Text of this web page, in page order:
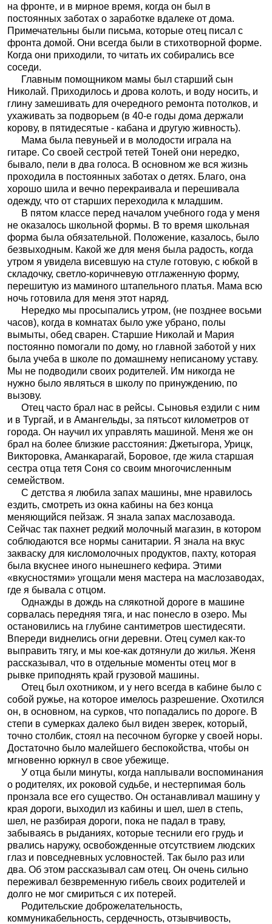
на фронте, и в мирное время, когда он был в
постоянных заботах о заработке вдалеке от дома.
Примечательны были письма, которые отец писал с
фронта домой. Они всегда были в стихотворной форме.
Когда они приходили, то читать их собирались все
соседи.
Главным помощником мамы был старший сын
Николай. Приходилось и дрова колоть, и воду носить, и
глину замешивать для очередного ремонта потолков, и
ухаживать за подворьем (в 40-е годы дома держали
корову, в пятидесятые - кабана и другую живность).
Мама была певуньей и в молодости играла на
гитаре. Со своей сестрой тетей Тоней они нередко,
бывало, пели в два голоса. В основном же вся жизнь
проходила в постоянных заботах о детях. Благо, она
хорошо шила и вечно перекраивала и перешивала
одежду, что от старших переходила к младшим.
В пятом классе перед началом учебного года у меня
не оказалось школьной формы. В то время школьная
форма была обязательной. Положение, казалось, было
безвыходным. Какой же для меня была радость, когда
утром я увидела висевшую на стуле готовую, с юбкой в
складочку, светло-коричневую отглаженную форму,
перешитую из маминого штапельного платья. Мама всю
ночь готовила для меня этот наряд.
Нередко мы просыпались утром, (не позднее восьми
часов), когда в комнатах было уже убрано, полы
вымыты, обед сварен. Старшие Николай и Мария
постоянно помогали по дому, но главной заботой у них
была учеба в школе по домашнему неписаному уставу.
Мы не подводили своих родителей. Им никогда не
нужно было являться в школу по принуждению, по
вызову.
Отец часто брал нас в рейсы. Сыновья ездили с ним
и в Тургай, и в Амангельды, за пятьсот километров от
города. Он научил их управлять машиной. Меня же он
брал на более близкие расстояния: Джетыгора, Урицк,
Викторовка, Аманкарагай, Боровое, где жила старшая
сестра отца тетя Соня со своим многочисленным
семейством.
С детства я любила запах машины, мне нравилось
ездить, смотреть из окна кабины на без конца
меняющийся пейзаж. Я знала запах маслозавода.
Сейчас так пахнет редкий молочный магазин, в котором
соблюдаются все нормы санитарии. Я знала на вкус
закваску для кисломолочных продуктов, пахту, которая
была вкуснее иного нынешнего кефира. Этими
«вкусностями» угощали меня мастера на маслозаводах,
где я бывала с отцом.
Однажды в дождь на слякотной дороге в машине
сорвалась передняя тяга, и нас понесло в озеро. Мы
остановились на глубине сантиметров шестидесяти.
Впереди виднелись огни деревни. Отец сумел как-то
выправить тягу, и мы кое-как дотянули до жилья. Женя
рассказывал, что в отдельные моменты отец мог в
рывке приподнять край грузовой машины.
Отец был охотником, и у него всегда в кабине было с
собой ружье, на которое имелось разрешение. Охотился
он, в основном, на сурков, что попадались по дороге. В
степи в сумерках далеко был виден зверек, который,
точно столбик, стоял на песочном бугорке у своей норы.
Достаточно было малейшего беспокойства, чтобы он
мгновенно юркнул в свое убежище.
У отца были минуты, когда наплывали воспоминания
о родителях, их роковой судьбе, и нестерпимая боль
пронзала все его существо. Он останавливал машину у
края дороги, выходил из кабины и шел, шел в степь,
шел, не разбирая дороги, пока не падал в траву,
забываясь в рыданиях, которые теснили его грудь и
рвались наружу, освобожденные отсутствием людских
глаз и повседневных условностей. Так было раз или
два. Об этом рассказывал сам отец. Он очень сильно
переживал безвременную гибель своих родителей и
долго не мог смириться с их потерей.
Родительские доброжелательность,
коммуникабельность, сердечность, отзывчивость,